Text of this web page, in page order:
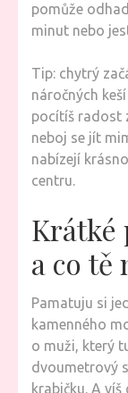
pomůže
minut nebo
Tip: chytrý
náročných
pocítíš radost
neboj se jít
nabízejí
centru.
Krátké
a co tě
Pamatuju si
kamenného
o muži, který
dvoumetrový
krabičku. A